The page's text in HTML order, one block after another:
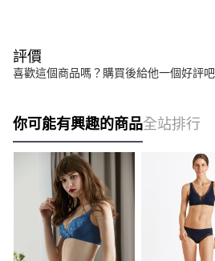
評價
喜歡這個商品嗎？購買後給他一個好評吧
你可能有興趣的商品全站排行